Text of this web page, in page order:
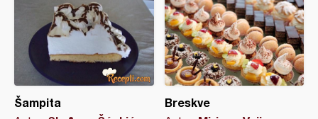
Šampita Breskve